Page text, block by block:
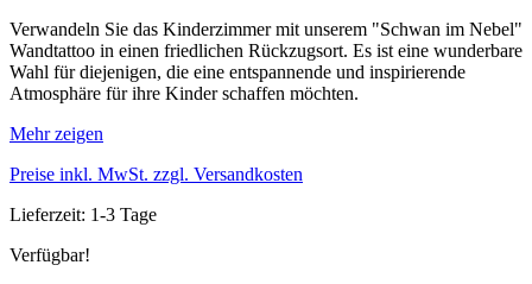
Verwandeln Sie das Kinderzimmer mit unserem "Schwan im Nebel"
Wandtattoo in einen friedlichen Rückzugsort. Es ist eine wunderbare
Wahl für diejenigen, die eine entspannende und inspirierende
Atmosphäre für ihre Kinder schaffen möchten.
Mehr zeigen
Preise inkl. MwSt. zzgl. Versandkosten
Lieferzeit: 1-3 Tage
Verfügbar!